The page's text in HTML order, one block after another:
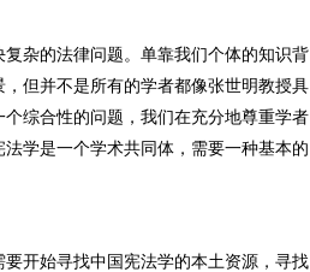
杂的法律问题。单靠我们个体的知识背
但并不是所有的学者都像张世明教授具
综合性的问题，我们在充分地尊重学者
学是一个学术共同体，需要一种基本的
开始寻找中国宪法学的本土资源，寻找